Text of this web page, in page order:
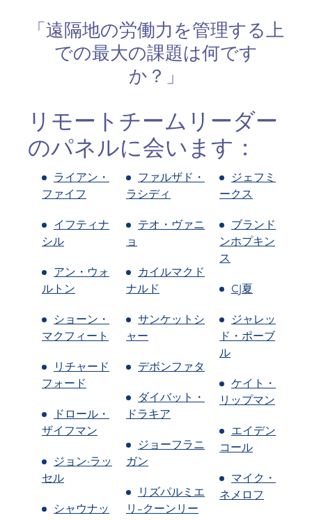
「遠隔地の労働力を管理する上
での最大の課題は何です
か？」
リモートチームリーダー
のパネルに会います：
ライアン・
ファイフ
イフティナ
シル
アン・ウォ
ルトン
ショーン・
マクフィート
リチャード
フォード
ドロール・
ザイフマン
ジョン·ラッ
セル
シャウナッ
ファルザド・
ラシディ
テオ・ヴァニ
ョ
カイルマクド
ナルド
サンケットシ
ャー
デボンファタ
ダイバット・
ドラキア
ジョーフラニ
ガン
リズパルミエ
リ-クーンリー
ジェフミ
ークス
ブランド
ンホプキン
ス
CJ夏
ジャレッ
ド・ポーブ
ル
ケイト・
リップマン
エイデン
コール
マイク・
ネメロフ